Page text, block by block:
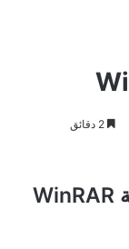
تفعيل برنامج الضغط والأرشفة WinRAR